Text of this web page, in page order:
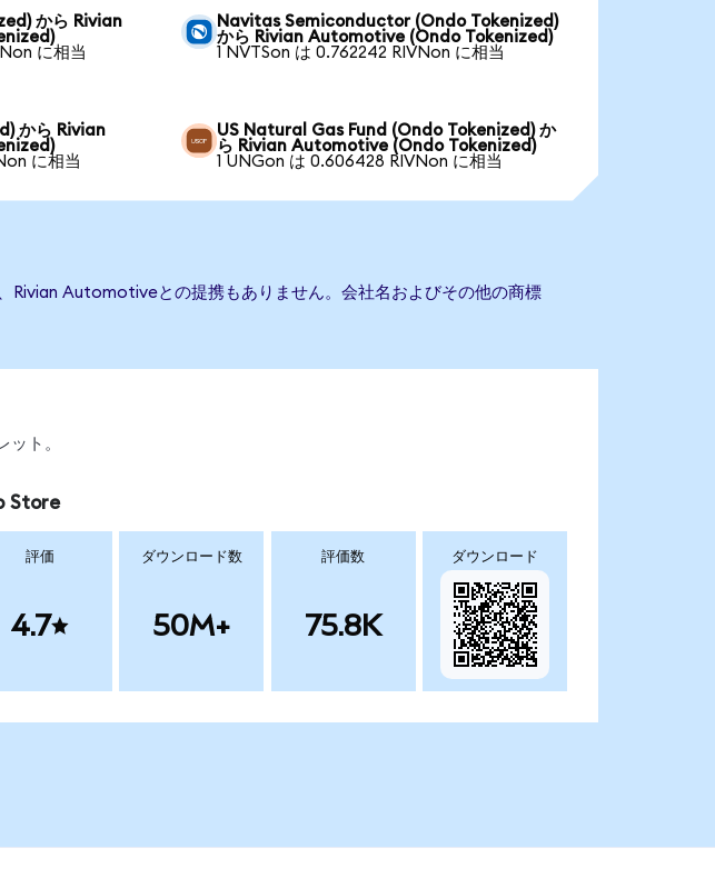
から Rivian
に相当
Navitas Semiconductor (Ondo Tokenized)
から Rivian Automotive (Ondo Tokenized)
1 NVTSon は 0.762242 RIVNon に相当
から Rivian
に相当
US Natural Gas Fund (Ondo Tokenized) か
ら Rivian Automotive (Ondo Tokenized)
1 UNGon は 0.606428 RIVNon に相当
Automotiveとの提携もありません。会社名およびその他の商標
ト。
Store
評価
4.7
ダウンロード数
50M+
評価数
75.8K
ダウンロード